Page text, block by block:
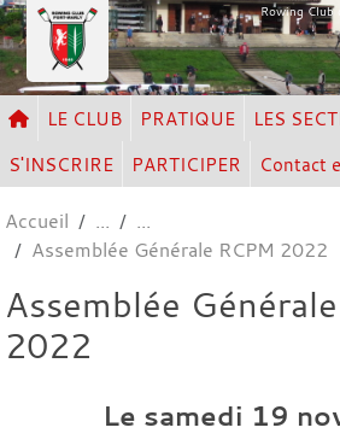
Rowing Club
LE CLUB PRATIQUE LES
S'INSCRIRE
PARTICIPER Contact
Accueil
Assemblée Générale RCPM 2022
Assemblée
2022
Le samedi 19
Panneau de gestion des cookies